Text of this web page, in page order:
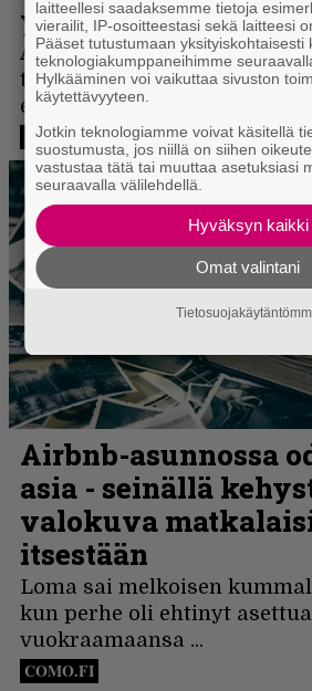
laitteellesi saadaksemme tietoja
vierailit, IP-osoitteestasi sekä laitteesi
Pääset tutustumaan yksityiskohtaisesti
teknologiakumppaneihimme
Hylkääminen voi vaikuttaa sivuston
käytettävyyteen.
Jotkin teknologiamme voivat käsitellä
suostumusta, jos niillä on siihen
vastustaa tätä tai muuttaa asetuksiasi
seuraavalla välilehdellä.
Hyväksyn kaikki
Omat valintani